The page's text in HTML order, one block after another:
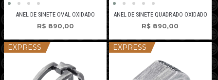
ANEL DE SINETE OVAL OXIDADO
R$ 890,00
ANEL DE SINETE QUADRADO OXIDADO
R$ 890,00
EXPRESS EXPRESS